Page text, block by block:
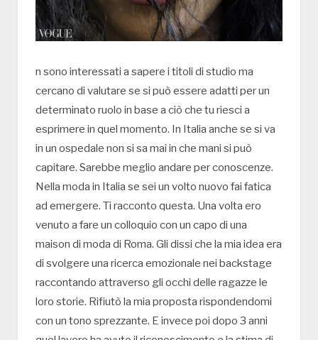
n sono interessati a sapere i titoli di studio ma
cercano di valutare se si può essere adatti per un
determinato ruolo in base a ciò che tu riesci a
esprimere in quel momento. In Italia anche se si va
in un ospedale non si sa mai in che mani si può
capitare. Sarebbe meglio andare per conoscenze.
Nella moda in Italia se sei un volto nuovo fai fatica
ad emergere. Ti racconto questa. Una volta ero
venuto a fare un colloquio con un capo di una
maison di moda di Roma. Gli dissi che la mia idea era
di svolgere una ricerca emozionale nei backstage
raccontando attraverso gli occhi delle ragazze le
loro storie. Rifiutò la mia proposta rispondendomi
con un tono sprezzante. E invece poi dopo 3 anni